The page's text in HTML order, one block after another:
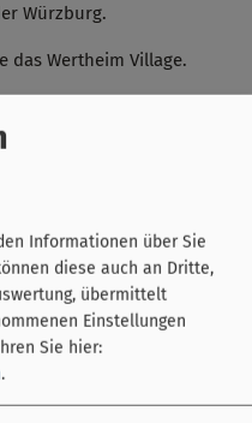
Würzburg.
das Wertheim Village.
Informationen über Sie
diese auch an Dritte,
übermittelt
Einstellungen
Sie hier:
.